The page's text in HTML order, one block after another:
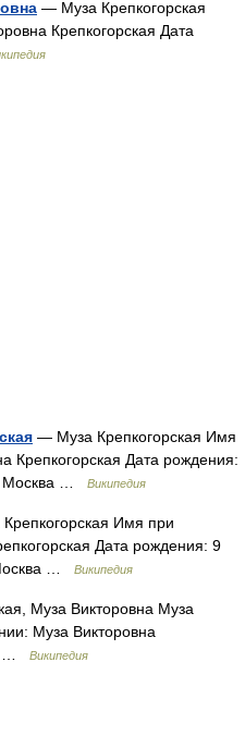
— Муза Крепкогорская
Крепкогорская Дата
— Муза Крепкогорская Имя
Крепкогорская Дата рождения:
Москва …
Википедия
Имя при
Дата рождения: 9
…
Википедия
Муза Викторовна Муза
Муза Викторовна
…
Википедия